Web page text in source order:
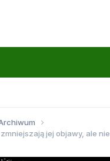
jej objawy, ale